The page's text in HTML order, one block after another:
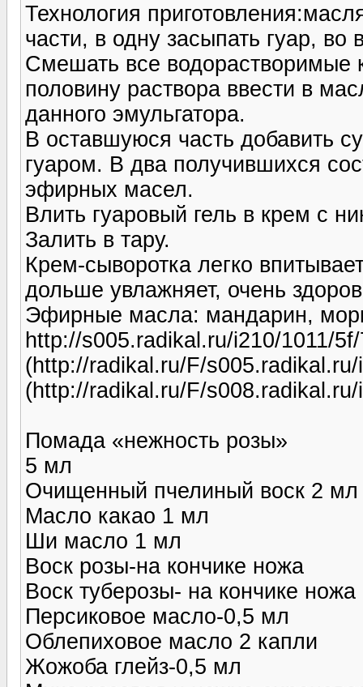
Технология
части, в одну засыпать гуар, во
Смешать все водорастворимые
половину раствора ввести в
данного эмульгатора.
В оставшуюся часть добавить
гуаром. В два получившихся
эфирных масел.
Влить гуаровый гель в крем с
Залить в тару.
Крем-сыворотка легко
дольше увлажняет, очень
Эфирные масла: мандарин,
http://s005.radikal.ru/i210/1011/
(http://radikal.ru/F/
(http://radikal.ru/F/
Помада «нежность розы»
5 мл
Очищенный пчелиный воск 2 мл
Масло какао 1 мл
Ши масло 1 мл
Воск розы-на кончике ножа
Воск туберозы- на кончике ножа
Персиковое масло-0,5 мл
Облепиховое масло 2 капли
Жожоба глейз-0,5 мл